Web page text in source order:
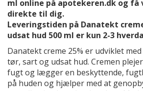
ml online på apotekeren.dk og få
direkte til dig.
Leveringstiden på Danatekt
udsat hud 500 ml er kun 2-3
Danatekt creme 25% er udviklet
tør, sart og udsat hud. Cremen
fugt og lægger en beskyttende,
på huden og hjælper med at